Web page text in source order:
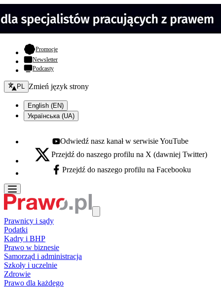
Promocje- otwiera się w nowej karcie
Newsletter
Podcasty
Zmień język - bieżący:
PL Zmień język strony
English (EN)
Українська (UA)
Youtube - otwiera się w nowej karcie
Odwiedź nasz kanał w serwisie YouTube
X - otwiera się w nowej karcie
Przejdź do naszego profilu na X (dawniej Twitter)
Facebook - otwiera się w nowej karcie
Przejdź do naszego profilu na Facebooku
Prawnicy i sądy
Podatki
Kadry i BHP
Prawo w biznesie
Samorząd i administracja
Szkoły i uczelnie
Zdrowie
Prawo dla każdego